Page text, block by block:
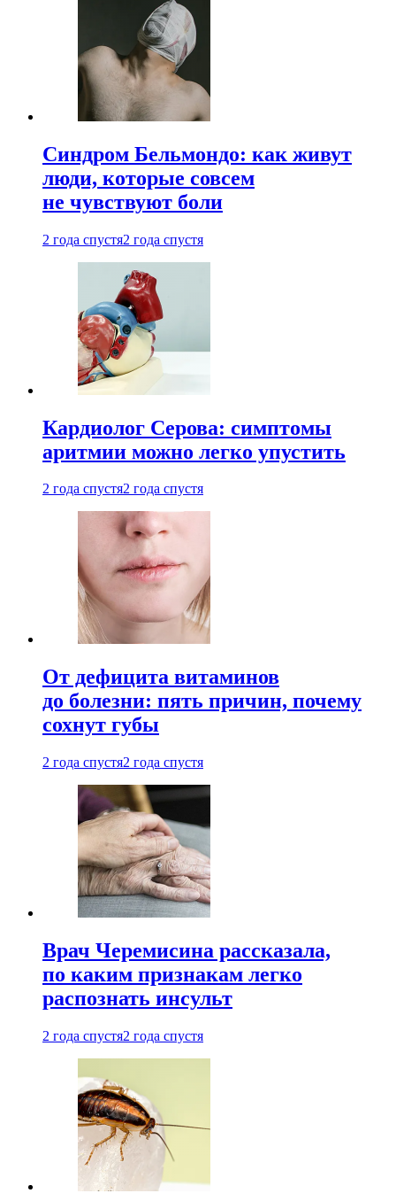
Синдром Бельмондо: как живут
люди, которые совсем
не чувствуют боли
2 года спустя2 года спустя
Кардиолог Серова: симптомы
аритмии можно легко упустить
2 года спустя2 года спустя
От дефицита витаминов
до болезни: пять причин, почему
сохнут губы
2 года спустя2 года спустя
Врач Черемисина рассказала,
по каким признакам легко
распознать инсульт
2 года спустя2 года спустя